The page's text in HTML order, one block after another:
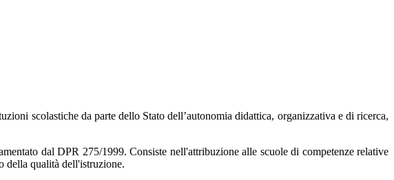
scolastiche da parte dello Stato dell’autonomiadidattica, organizzativa e di ricerca,
dal DPR 275/1999. Consiste nell'attribuzione alle scuole di competenze relative
della qualità dell'istruzione.